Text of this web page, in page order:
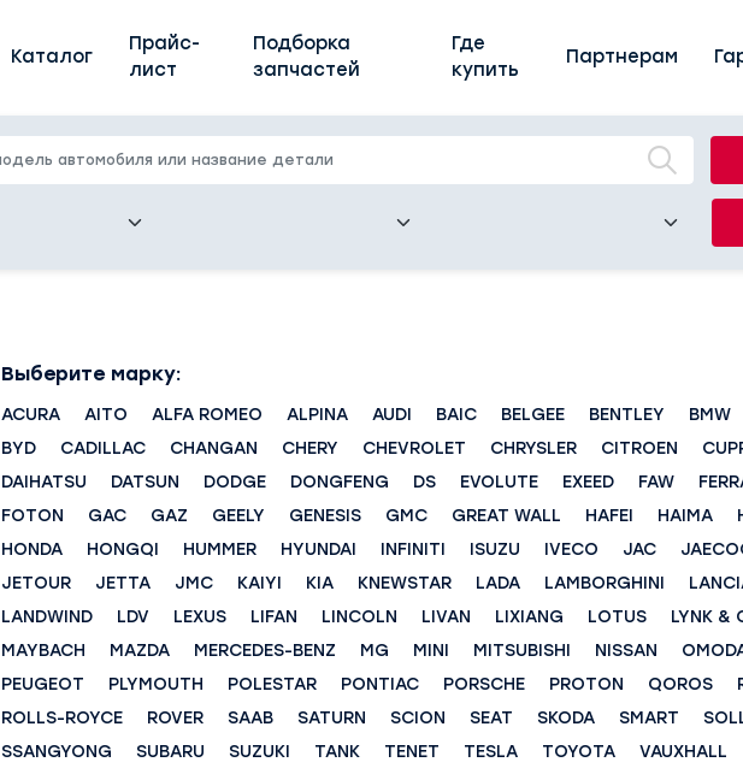
Каталог
Прайс-
лист
Подборка
запчастей
Где
купить
Партнерам
Выберите марку:
ACURA AITO ALFA ROMEO ALPINA AUDI BAIC BELGEE BENTLEY BMW
BYD
CADILLAC CHANGAN CHERY CHEVROLET CHRYSLER CITROEN
DAIHATSU
DATSUN DODGE DONGFENG DS EVOLUTE EXEED FAW
FOTON
GAC GAZ GEELY GENESIS GMC GREAT WALL HAFEI HAIMA
HONDA
HONGQI HUMMER HYUNDAI INFINITI ISUZU IVECO JAC
JETOUR
JETTA JMC KAIYI KIA KNEWSTAR LADA LAMBORGHINI
LANDWIND
LDV LEXUS LIFAN LINCOLN LIVAN LIXIANG LOTUS LYNK &
MAYBACH
MAZDA MERCEDES-BENZ MG MINI MITSUBISHI NISSAN
PEUGEOT
PLYMOUTH POLESTAR PONTIAC PORSCHE PROTON QOROS
ROLLS-ROYCE
ROVER SAAB SATURN SCION SEAT SKODA SMART
SSANGYONG
SUBARU SUZUKI TANK TENET TESLA TOYOTA VAUXHALL